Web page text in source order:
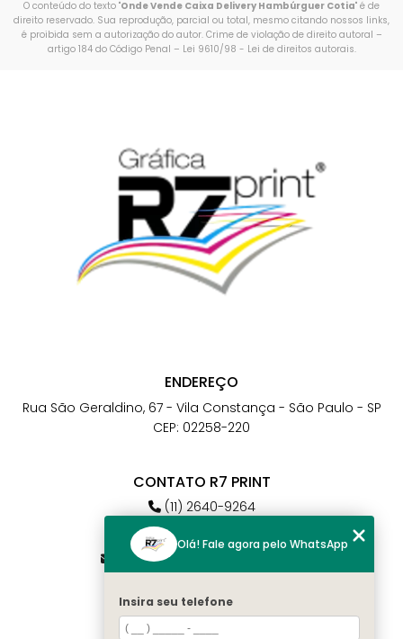
O conteúdo do texto "Onde Vende Caixa Delivery Hambúrguer Cotia" é de
direito reservado. Sua reprodução, parcial ou total, mesmo citando nossos links,
é proibida sem a autorização do autor. Crime de violação de direito autoral –
artigo 184 do Código Penal – Lei 9610/98 - Lei de direitos autorais.
ENDEREÇO
Rua São Geraldino, 67 - Vila Constança - São Paulo - SP
CEP: 02258-220
CONTATO R7 PRINT
(11) 2640-9264
(11) 98784-6664
atendimento@r7print.com.br
MENU
Olá! Fale agora pelo WhatsApp
Insira seu telefone